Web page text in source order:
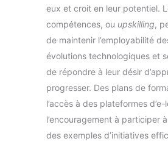
eux et croit en leur potentiel.
compétences, ou upskilling,
de maintenir l’employabilité
évolutions technologiques et
de répondre à leur désir
progresser. Des plans de
l’accès à des plateformes
l’encouragement à participer
des exemples d’initiatives